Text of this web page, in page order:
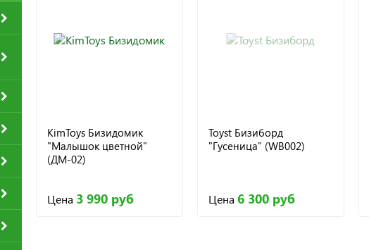
KimToys Бизидомик
"Малышок цветной"
(ДМ-02)
Цена 3 990 руб
Toyst Бизиборд
"Гусеница" (WB002)
Цена 6 300 руб